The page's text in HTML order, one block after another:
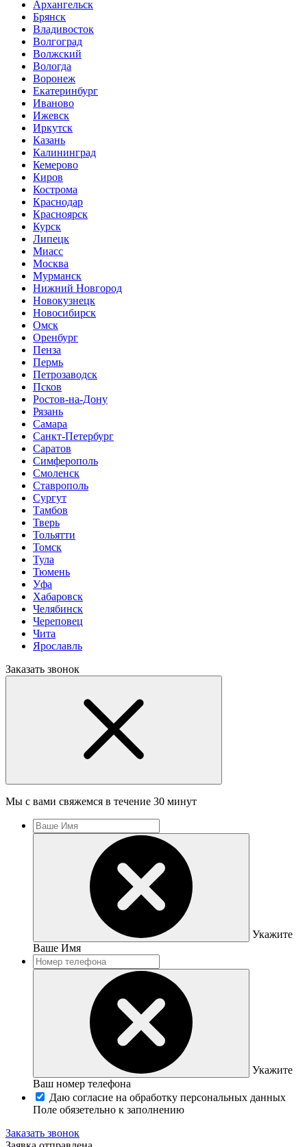
Архангельск
Брянск
Владивосток
Волгоград
Волжский
Вологда
Воронеж
Екатеринбург
Иваново
Ижевск
Иркутск
Казань
Калининград
Кемерово
Киров
Кострома
Краснодар
Красноярск
Курск
Липецк
Миасс
Москва
Мурманск
Нижний Новгород
Новокузнецк
Новосибирск
Омск
Оренбург
Пенза
Пермь
Петрозаводск
Псков
Ростов-на-Дону
Рязань
Самара
Санкт-Петербург
Саратов
Симферополь
Смоленск
Ставрополь
Сургут
Тамбов
Тверь
Тольятти
Томск
Тула
Тюмень
Уфа
Хабаровск
Челябинск
Череповец
Чита
Ярославль
Заказать звонок
Мы с вами свяжемся в течение 30 минут
Укажите
Ваше Имя
Укажите
Ваш номер телефона
Даю согласие на обработку персональных данных
Поле обязетельно к заполнению
Заказать звонок